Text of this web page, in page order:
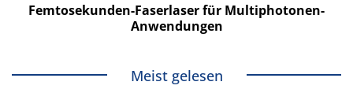
Femtosekunden-Faserlaser für Multiphotonen-
Anwendungen
Meist gelesen